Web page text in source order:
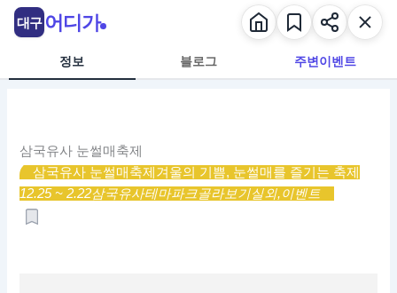
정보 블로그 주변이벤트
삼국유사 눈썰매축제
삼국유사 눈썰매축제 겨울의 기쁨, 눈썰매를 즐기는 축제
12.25 ~ 2.22삼국유사테마파크골라보기실외,이벤트
대구 어디가